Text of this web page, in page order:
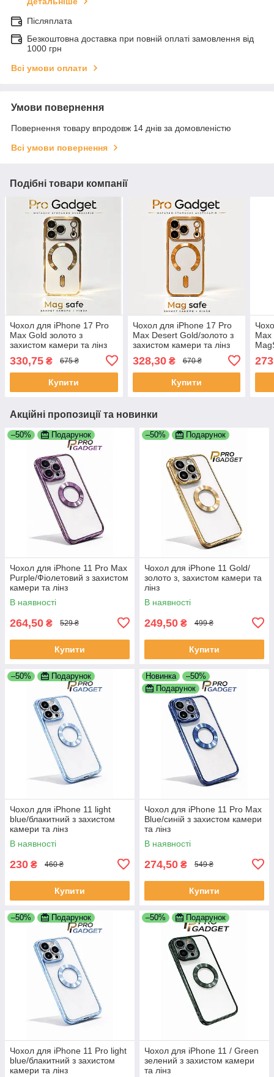
Післяплата
Безкоштовна доставка при повній оплаті замовлення від
1000 грн
Всі умови оплати
Умови повернення
Повернення товару впродовж 14 днів за домовленістю
Всі умови повернення
Подібні товари компанії
Чохол для iPhone 17 Pro
Max Gold золото з
захистом камери та лінз
330,75 ₴ 675 ₴
Купити
Чохол для iPhone 17 Pro
Max Desert Gold/золото з
захистом камери та лінз
328,30₴ 670 ₴
Купити
Max
273
Акційні пропозиції та новинки
–50% Подарунок
Чохол для iPhone 11 Pro Max
Purple/Фіолетовий з захистом
камери та лінз
В наявності
264,50 ₴ 529 ₴
Купити
–50% Подарунок
Чохол для iPhone 11 Gold/
золото з, захистом камери та
лінз
В наявності
249,50 ₴ 499 ₴
Купити
–50% Подарунок
Чохол для iPhone 11 light
blue/блакитний з захистом
камери та лінз
В наявності
230 ₴ 460 ₴
Купити
Новинка
–50%
Подарунок
Чохол для iPhone 11 Pro Max
Blue/синій з захистом камери
та лінз
В наявності
274,50 ₴ 549 ₴
Купити
–50% Подарунок
Чохол для iPhone 11 Pro light
blue/блакитний з захистом
камери та лінз
–50% Подарунок
Чохол для iPhone 11 / Green
зелений з захистом камери
та лінз